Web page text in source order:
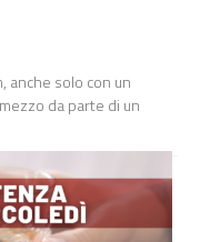
anche solo con un
da parte di un